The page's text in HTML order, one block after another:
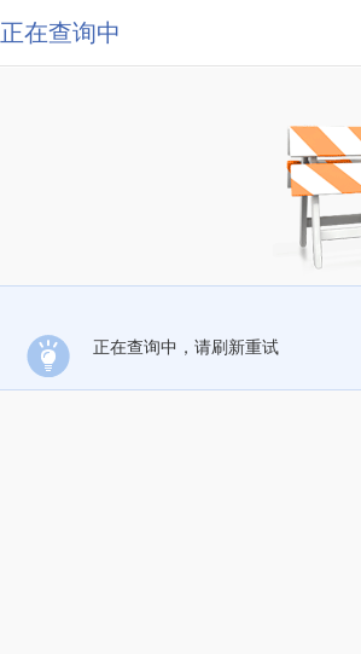
正在查询中
正在查询中，请刷新重试